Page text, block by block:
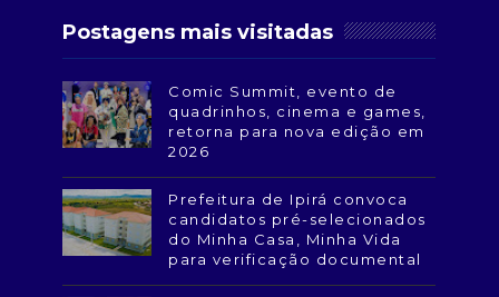
Postagens mais visitadas
Comic Summit, evento de
quadrinhos, cinema e games,
retorna para nova edição em
2026
Prefeitura de Ipirá convoca
candidatos pré-selecionados
do Minha Casa, Minha Vida
para verificação documental